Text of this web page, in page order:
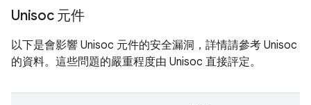
Unisoc 元件
以下是會影響 Unisoc 元件的安全漏洞，詳情請參考 Unisoc
的資料。這些問題的嚴重程度由 Unisoc 直接評定。